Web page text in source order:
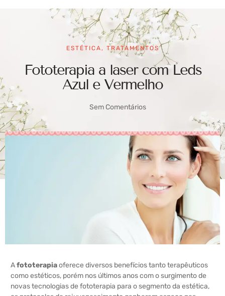
ESTÉTICA , TRATAMENTOS
Fototerapia a laser com Leds
Azul e Vermelho
Sem Comentários
Afototerapiaoferece diversos benefícios tanto terapêuticos
como estéticos, porém nos últimos anos com o surgimento de
novas tecnologias de fototerapia para o segmento da estética,